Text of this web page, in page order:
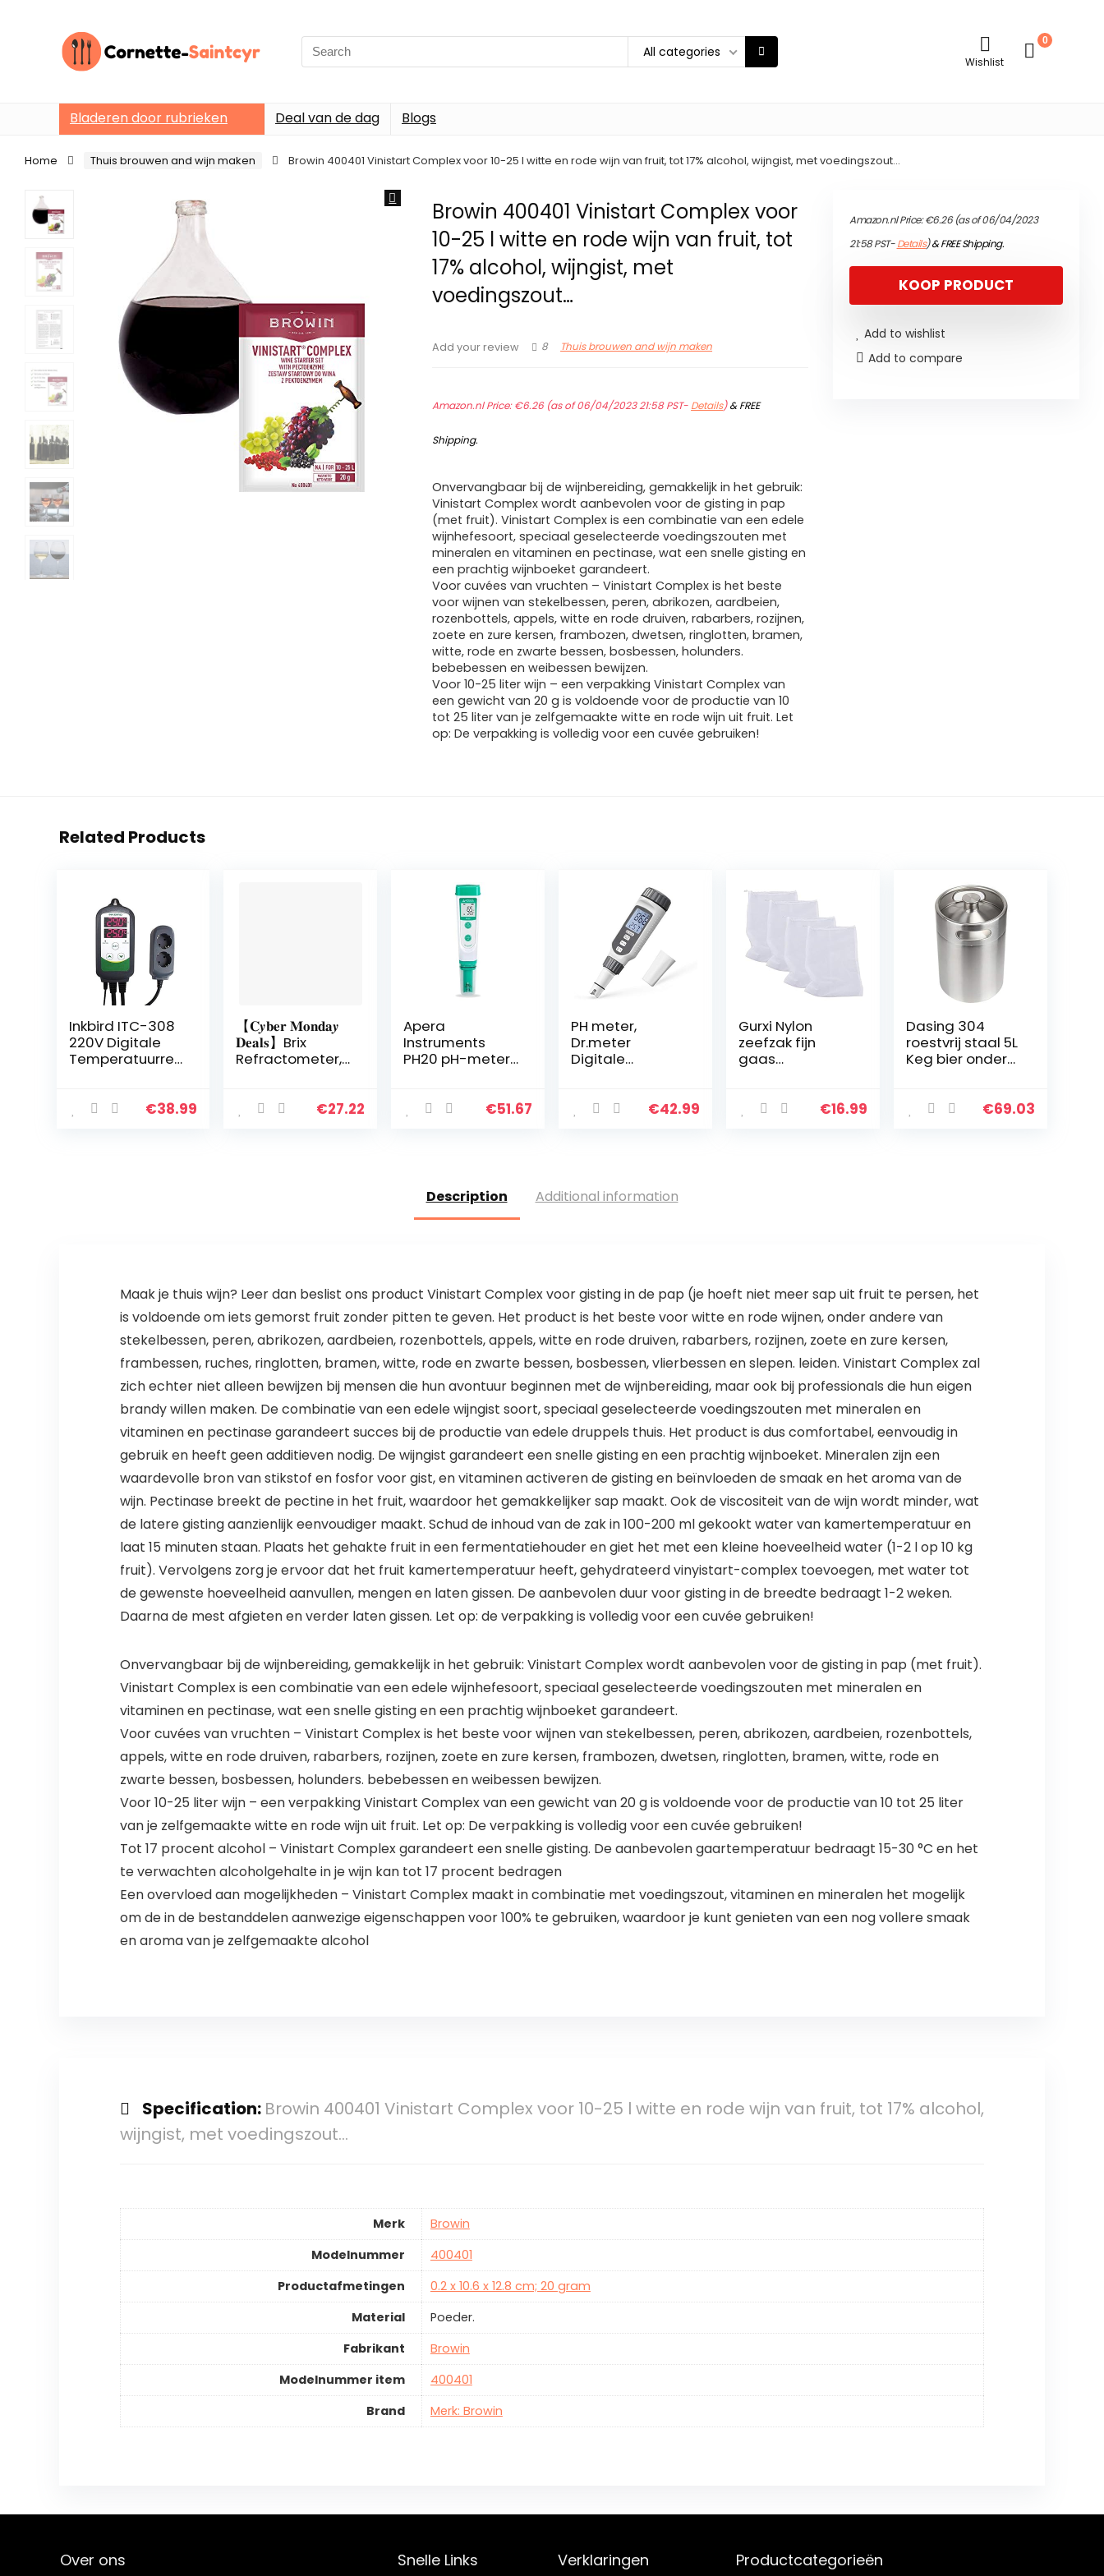
Search
for:
All categories
Wishlist
0
Bladeren door rubrieken Deal van de dag Blogs
Home Thuis brouwen and wijn maken Browin 400401 Vinistart Complex voor 10-25 l witte en rode wijn van fruit, tot 17% alcohol, wijngist, met voedingszout…
Browin 400401 Vinistart Complex voor
10-25 l witte en rode wijn van fruit, tot
17% alcohol, wijngist, met
voedingszout…
Add your review 8 Thuis brouwen and wijn maken
Amazon.nl Price:€6.26(as of 06/04/2023 21:58 PST- Details)&FREE
Shipping.
Onvervangbaar bij de wijnbereiding, gemakkelijk in het gebruik:
Vinistart Complex wordt aanbevolen voor de gisting in pap
(met fruit). Vinistart Complex is een combinatie van een edele
wijnhefesoort, speciaal geselecteerde voedingszouten met
mineralen en vitaminen en pectinase, wat een snelle gisting en
een prachtig wijnboeket garandeert.
Voor cuvées van vruchten – Vinistart Complex is het beste
voor wijnen van stekelbessen, peren, abrikozen, aardbeien,
rozenbottels, appels, witte en rode druiven, rabarbers, rozijnen,
zoete en zure kersen, frambozen, dwetsen, ringlotten, bramen,
witte, rode en zwarte bessen, bosbessen, holunders.
bebebessen en weibessen bewijzen.
Voor 10-25 liter wijn – een verpakking Vinistart Complex van
een gewicht van 20 g is voldoende voor de productie van 10
tot 25 liter van je zelfgemaakte witte en rode wijn uit fruit. Let
op: De verpakking is volledig voor een cuvée gebruiken!
Amazon.nl Price:€6.26(as of 06/04/2023
21:58 PST-Details)&FREE Shipping.
KOOP PRODUCT
Add to wishlist
Add to compare
Related Products
Inkbird ITC-308
220V Digitale
Temperatuurreg
met
€38.99
【𝐂𝒚𝐛𝐞𝐫 𝐌𝐨𝐧𝐝𝐚𝒚
𝐃𝐞𝐚𝐥𝐬】Brix
Refractometer,
Kleine Handheld
€27.22
Apera
Instruments
PH20 pH-meter,
(± 0,1 pH-
€51.67
PH meter,
Dr.meter
Digitale
resolutie 0,01
€42.99
Gurxi Nylon
zeefzak fijn
gaas
herbruikbare€16.99
Dasing 304
roestvrij staal 5L
Keg bier onder
bierfles thuis
€69.03
Description Additional information
Maak je thuis wijn? Leer dan beslist ons product Vinistart Complex voor gisting in de pap (je hoeft niet meer sap uit fruit te persen, het
is voldoende om iets gemorst fruit zonder pitten te geven. Het product is het beste voor witte en rode wijnen, onder andere van
stekelbessen, peren, abrikozen, aardbeien, rozenbottels, appels, witte en rode druiven, rabarbers, rozijnen, zoete en zure kersen,
frambessen, ruches, ringlotten, bramen, witte, rode en zwarte bessen, bosbessen, vlierbessen en slepen. leiden. Vinistart Complex zal
zich echter niet alleen bewijzen bij mensen die hun avontuur beginnen met de wijnbereiding, maar ook bij professionals die hun eigen
brandy willen maken. De combinatie van een edele wijngist soort, speciaal geselecteerde voedingszouten met mineralen en
vitaminen en pectinase garandeert succes bij de productie van edele druppels thuis. Het product is dus comfortabel, eenvoudig in
gebruik en heeft geen additieven nodig. De wijngist garandeert een snelle gisting en een prachtig wijnboeket. Mineralen zijn een
waardevolle bron van stikstof en fosfor voor gist, en vitaminen activeren de gisting en beïnvloeden de smaak en het aroma van de
wijn. Pectinase breekt de pectine in het fruit, waardoor het gemakkelijker sap maakt. Ook de viscositeit van de wijn wordt minder, wat
de latere gisting aanzienlijk eenvoudiger maakt. Schud de inhoud van de zak in 100-200 ml gekookt water van kamertemperatuur en
laat 15 minuten staan. Plaats het gehakte fruit in een fermentatiehouder en giet het met een kleine hoeveelheid water (1-2 l op 10 kg
fruit). Vervolgens zorg je ervoor dat het fruit kamertemperatuur heeft, gehydrateerd vinyistart-complex toevoegen, met water tot
de gewenste hoeveelheid aanvullen, mengen en laten gissen. De aanbevolen duur voor gisting in de breedte bedraagt 1-2 weken.
Daarna de mest afgieten en verder laten gissen. Let op: de verpakking is volledig voor een cuvée gebruiken!
Onvervangbaar bij de wijnbereiding, gemakkelijk in het gebruik: Vinistart Complex wordt aanbevolen voor de gisting in pap (met fruit).
Vinistart Complex is een combinatie van een edele wijnhefesoort, speciaal geselecteerde voedingszouten met mineralen en
vitaminen en pectinase, wat een snelle gisting en een prachtig wijnboeket garandeert.
Voor cuvées van vruchten – Vinistart Complex is het beste voor wijnen van stekelbessen, peren, abrikozen, aardbeien, rozenbottels,
appels, witte en rode druiven, rabarbers, rozijnen, zoete en zure kersen, frambozen, dwetsen, ringlotten, bramen, witte, rode en
zwarte bessen, bosbessen, holunders. bebebessen en weibessen bewijzen.
Voor 10-25 liter wijn – een verpakking Vinistart Complex van een gewicht van 20 g is voldoende voor de productie van 10 tot 25 liter
van je zelfgemaakte witte en rode wijn uit fruit. Let op: De verpakking is volledig voor een cuvée gebruiken!
Tot 17 procent alcohol – Vinistart Complex garandeert een snelle gisting. De aanbevolen gaartemperatuur bedraagt 15-30 °C en het
te verwachten alcoholgehalte in je wijn kan tot 17 procent bedragen
Een overvloed aan mogelijkheden – Vinistart Complex maakt in combinatie met voedingszout, vitaminen en mineralen het mogelijk
om de in de bestanddelen aanwezige eigenschappen voor 100% te gebruiken, waardoor je kunt genieten van een nog vollere smaak
en aroma van je zelfgemaakte alcohol
Specification: Browin 400401 Vinistart Complex voor 10-25 l witte en rode wijn van fruit, tot 17% alcohol,
wijngist, met voedingszout…
Merk
Browin
Modelnummer
400401
Productafmetingen
0.2 x 10.6 x 12.8 cm; 20 gram
Material
Poeder.
Fabrikant
Browin
Modelnummer item
400401
Brand
Merk: Browin
Over ons Snelle Links Verklaringen Productcategorieën